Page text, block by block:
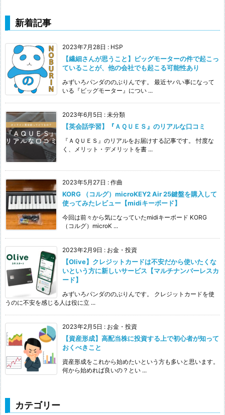
新着記事
2023年7月28日 : HSP
【繊細さんが思うこと】ビッグモーターの件で起こっ
ていることが、他の会社でも起こる可能性あり
みずいろパンダののぶりんです。 最近ヤバい事になって
いる『ビッグモーター』につい ...
2023年6月5日 : 未分類
【英会話学習】『ＡＱＵＥＳ』のリアルな口コミ
『ＡＱＵＥＳ』のリアルをお届けする記事です。 忖度な
く、メリット・デメリットを書 ...
2023年5月27日 : 作曲
KORG （コルグ）microKEY2 Air 25鍵盤を購入して
使ってみたレビュー【midiキーボード】
今回は前々から気になっていたmidiキーボード KORG
（コルグ）microK ...
2023年2月9日 : お金・投資
【Olive】クレジットカードは不安だから使いたくな
いという方に新しいサービス【マルチナンバーレスカ
ード】
みずいろパンダののぶりんです。 クレジットカードを使
うのに不安を感じる人は役に立 ...
2023年2月5日 : お金・投資
【資産形成】高配当株に投資する上で初心者が知って
おくべきこと
資産形成をこれから始めたいという方も多いと思います。
何から始めれば良いの？とい ...
カテゴリー